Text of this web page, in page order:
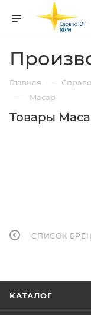
Главная —
— Macap
Товары
СПИСОК
КАТАЛОГ